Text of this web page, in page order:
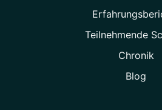
Teilnehmende
Chronik
Blog